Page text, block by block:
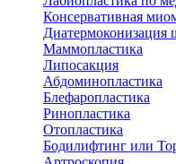
Консервативная
Диатермоконизация
Маммопластика
Липосакция
Абдоминопластика
Блефаропластика
Ринопластика
Отопластика
Бодилифтинг или